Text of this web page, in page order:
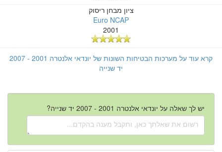
ציון מבחן ריסוק
Euro NCAP
2001
קרא עוד על מערכות הבטיחות השונות של יונדאי אלנטרה 2001 - 2007
יד שנייה
יש לך שאלה על יונדאי אלנטרה 2001 - 2007 יד שנייה?